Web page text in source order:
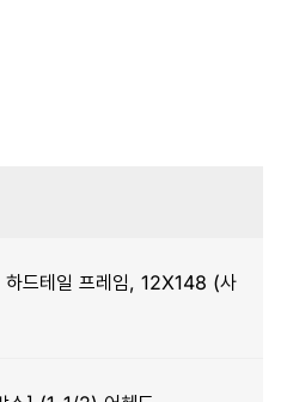
드테일 프레임, 12X148 (사